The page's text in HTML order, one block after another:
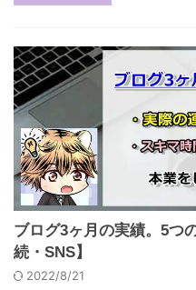
ブログ3ヶ月の実績。5つ
続・SNS】
2022/8/21